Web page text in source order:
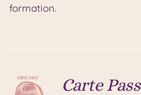
formation.
Carte Pass